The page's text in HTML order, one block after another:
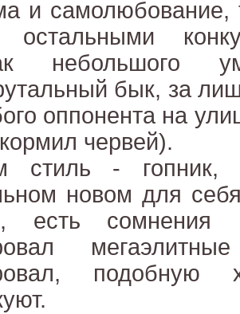
и самолюбование,
остальными
бык, за
оппонента на
червей).
стиль - гопник,
новом для
есть